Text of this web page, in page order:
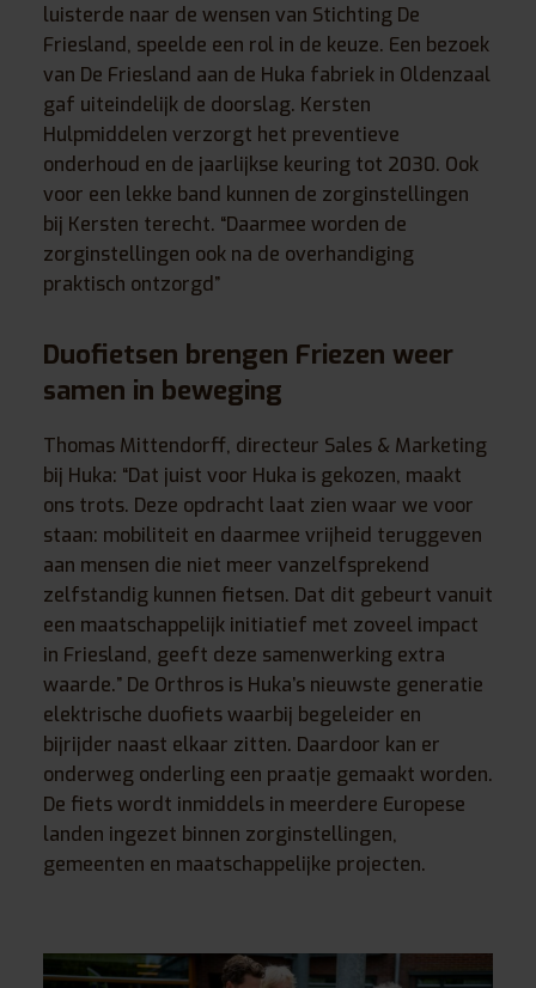
luisterde naar de wensen van Stichting De
Friesland, speelde een rol in de keuze. Een bezoek
van De Friesland aan de Huka fabriek in Oldenzaal
gaf uiteindelijk de doorslag. Kersten
Hulpmiddelen verzorgt het preventieve
onderhoud en de jaarlijkse keuring tot 2030. Ook
voor een lekke band kunnen de zorginstellingen
bij Kersten terecht. “Daarmee worden de
zorginstellingen ook na de overhandiging
praktisch ontzorgd”
Duofietsen brengen Friezen weer
samen in beweging
Thomas Mittendorff, directeur Sales & Marketing
bij Huka: “Dat juist voor Huka is gekozen, maakt
ons trots. Deze opdracht laat zien waar we voor
staan: mobiliteit en daarmee vrijheid teruggeven
aan mensen die niet meer vanzelfsprekend
zelfstandig kunnen fietsen. Dat dit gebeurt vanuit
een maatschappelijk initiatief met zoveel impact
in Friesland, geeft deze samenwerking extra
waarde.” De Orthros is Huka’s nieuwste generatie
elektrische duofiets waarbij begeleider en
bijrijder naast elkaar zitten. Daardoor kan er
onderweg onderling een praatje gemaakt worden.
De fiets wordt inmiddels in meerdere Europese
landen ingezet binnen zorginstellingen,
gemeenten en maatschappelijke projecten.